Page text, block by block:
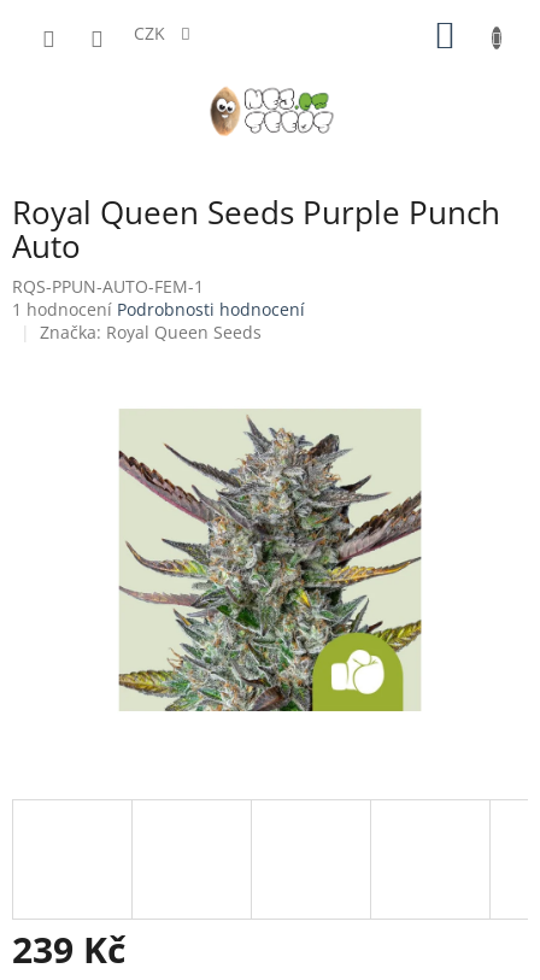
CZK
Royal Queen Seeds Purple Punch
Auto
RQS-PPUN-AUTO-FEM-1
Průměrné
hodnocení
1 hodnocení Podrobnosti hodnocení
Značka: Royal Queen Seeds
239 Kč